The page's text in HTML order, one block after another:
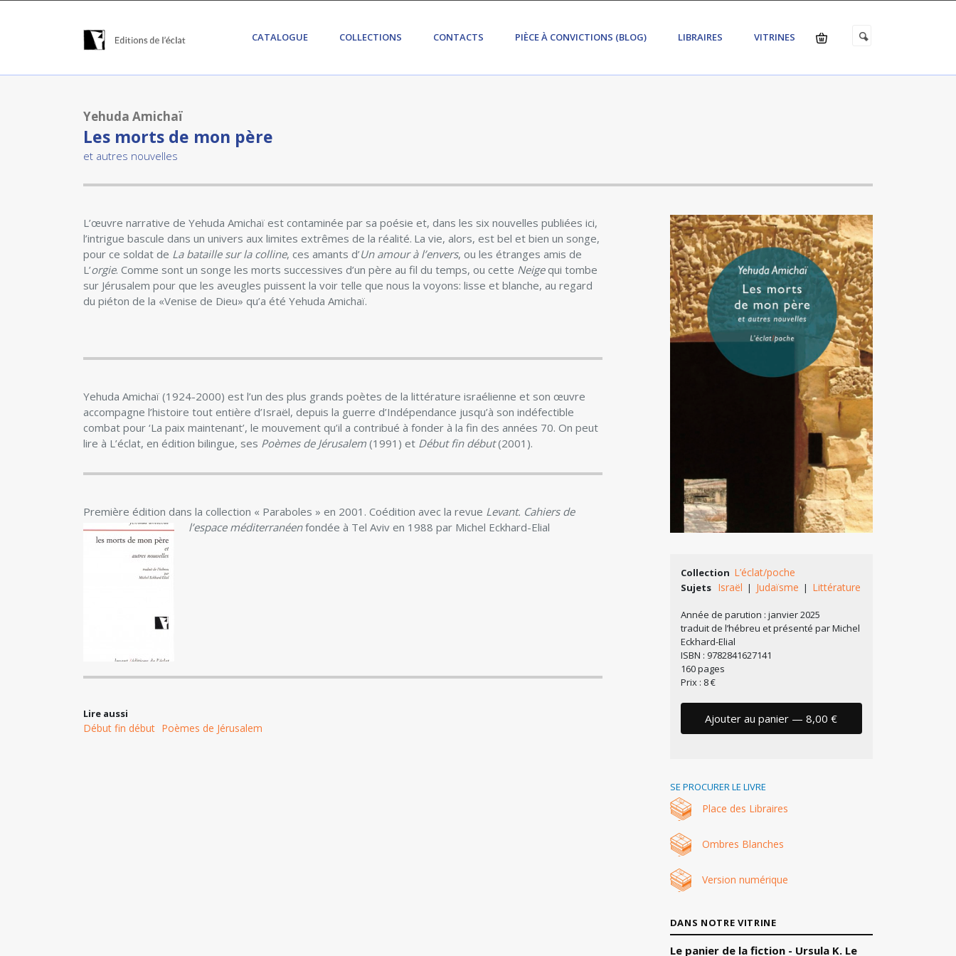
CATALOGUE COLLECTIONS CONTACTS PIÈCE À CONVICTIONS (BLOG) LIBRAIRES VITRINES
Yehuda Amichaï
Les morts de mon père
et autres nouvelles
L’œuvre narrative de Yehuda Amichaï est contaminée par sa poésie et, dans les six nouvelles publiées ici,
l’intrigue bascule dans un univers aux limites extrêmes de la réalité. La vie, alors, est bel et bien un songe,
pour ce soldat de La bataille sur la colline, ces amants d’Un amour à l’envers, ou les étranges amis de
L’orgie. Comme sont un songe les morts successives d’un père au fil du temps, ou cette Neigequi tombe
sur Jérusalem pour que les aveugles puissent la voir telle que nous la voyons: lisse et blanche, au regard
du piéton de la «Venise de Dieu» qu’a été Yehuda Amichaï.
Yehuda Amichaï (1924-2000) est l’un des plus grands poètes de la littérature israélienne et son œuvre
accompagne l’histoire tout entière d’Israël, depuis la guerre d’Indépendance jusqu’à son indéfectible
combat pour ‘La paix maintenant’, le mouvement qu’il a contribué à fonder à la fin des années 70. On peut
lire à L’éclat, en édition bilingue, ses Poèmes de Jérusalem (1991) et Début fin début(2001).
Première édition dans la collection « Paraboles » en 2001. Coédition avec la revue Levant. Cahiers de
l’espace méditerranéenfondée à Tel Aviv en 1988 par Michel Eckhard-Elial
Lire aussi
Début fin début Poèmes de Jérusalem
Collection L’éclat/poche
Sujets Israël | Judaïsme | Littérature
Année de parution : janvier 2025
traduit de l’hébreu et présenté par Michel
Eckhard-Elial
ISBN : 9782841627141
160 pages
Prix : 8 €
Ajouter au panier — 8,00 €
SE PROCURER LE LIVRE
Place des Libraires
Ombres Blanches
Version numérique
DANS NOTRE VITRINE
Le panier de la fiction - Ursula K. Le